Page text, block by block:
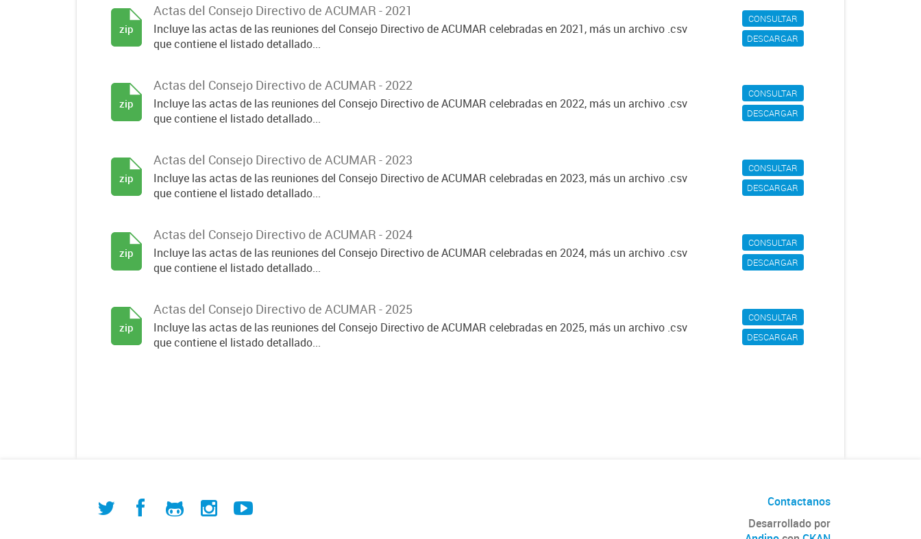
CONSULTAR
DESCARGAR
Actas del Consejo Directivo de ACUMAR - 2021
Incluye las actas de las reuniones del Consejo Directivo de ACUMAR celebradas en 2021, más un archivo .csv
que contiene el listado detallado...
zip
CONSULTAR
DESCARGAR
Actas del Consejo Directivo de ACUMAR - 2022
Incluye las actas de las reuniones del Consejo Directivo de ACUMAR celebradas en 2022, más un archivo .csv
que contiene el listado detallado...
zip
CONSULTAR
DESCARGAR
Actas del Consejo Directivo de ACUMAR - 2023
Incluye las actas de las reuniones del Consejo Directivo de ACUMAR celebradas en 2023, más un archivo .csv
que contiene el listado detallado...
zip
CONSULTAR
DESCARGAR
Actas del Consejo Directivo de ACUMAR - 2024
Incluye las actas de las reuniones del Consejo Directivo de ACUMAR celebradas en 2024, más un archivo .csv
que contiene el listado detallado...
zip
CONSULTAR
DESCARGAR
Actas del Consejo Directivo de ACUMAR - 2025
Incluye las actas de las reuniones del Consejo Directivo de ACUMAR celebradas en 2025, más un archivo .csv
que contiene el listado detallado...
zip
Contactanos
Desarrollado por